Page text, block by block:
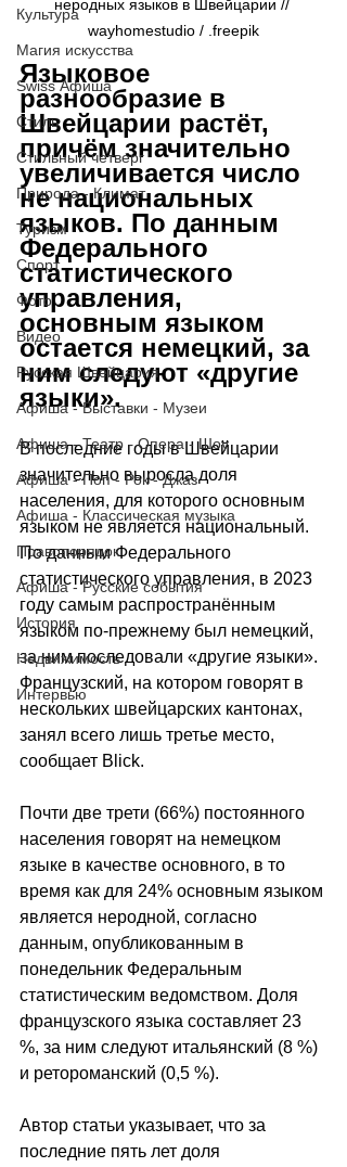
Культура
Магия искусства
Swiss Афиша
Стиль
Стильный четверг
Природа - Климат
Туризм
Спорт
Фото
Видео
Русская Швейцария
Афиша - Выставки - Музеи
Афиша - Театр - Опера - Шоу
Афиша - Поп - Рок - Джаз
Афиша - Классическая музыка
Правопорядок
Афиша - Русские события
История
Недвижимость
Интервью
неродных языков в Швейцарии //
wayhomestudio / .freepik
Языковое
разнообразие в
Швейцарии растёт,
причём значительно
увеличивается число
не национальных
языков. По данным
Федерального
статистического
управления,
основным языком
остается немецкий, за
ним следуют «другие
языки».
В последние годы в Швейцарии
значительно выросла доля
населения, для которого основным
языком не является национальный.
По данным Федерального
статистического управления, в 2023
году самым распространённым
языком по-прежнему был немецкий,
за ним последовали «другие языки».
Французский, на котором говорят в
нескольких швейцарских кантонах,
занял всего лишь третье место,
сообщает Blick.
Почти две трети (66%) постоянного
населения говорят на немецком
языке в качестве основного, в то
время как для 24% основным языком
является неродной, согласно
данным, опубликованным в
понедельник Федеральным
статистическим ведомством. Доля
французского языка составляет 23
%, за ним следуют итальянский (8 %)
и ретороманский (0,5 %).
Автор статьи указывает, что за
последние пять лет доля